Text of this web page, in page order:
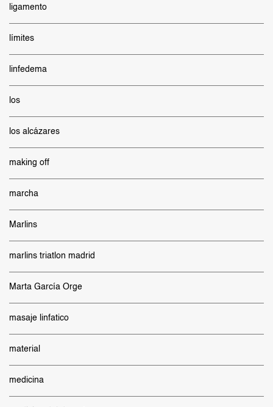
ligamento
límites
linfedema
los
los alcázares
making off
marcha
Marlins
marlins triatlon madrid
Marta García Orge
masaje linfatico
material
medicina